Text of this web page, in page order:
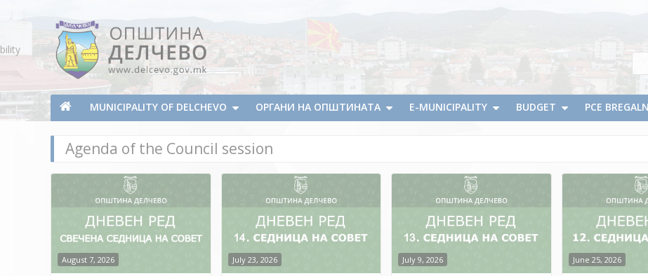
Municipality of Delchevo
Municipality of Delchevo
MUNICIPALITY OF DELCHEVO ОРГАНИ НА ОПШТИНАТА E-MUNICIPALITY BUDGET PCE
Agenda of the Council session
August 7, 2026 July 23, 2026 July 9, 2026 June 25, 2026